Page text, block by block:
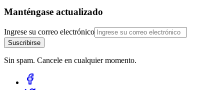
Manténgase actualizado
Ingrese su correo electrónico
Suscribirse
Sin spam. Cancele en cualquier momento.